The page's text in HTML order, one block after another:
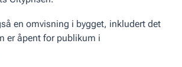
en omvisning i bygget, inkludert det
er åpent for publikum i